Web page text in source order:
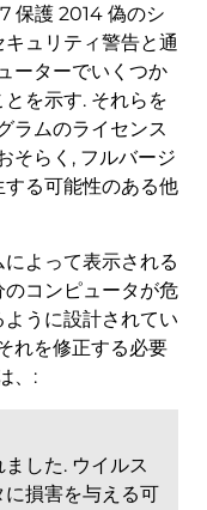
保護 2014 偽のシ
ュリティ警告と通
ーターでいくつか
を示す. それらを
ラムのライセンス
そらく, フルバージ
る可能性のある他
よって表示される
コンピュータが危
うに設計されてい
れを修正する必要
、:
した. ウイルス
損害を与える可